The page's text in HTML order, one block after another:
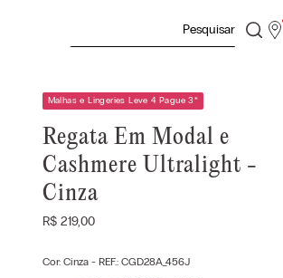
Malhas e Lingeries Leve 4 Pague 3*
Regata Em Modal e
Cashmere Ultralight -
Cinza
R$ 219,00
Cor: Cinza- REF.: CGD28A_456J